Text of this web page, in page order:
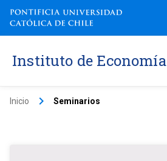
Instituto de Economía
Inicio keyboard_arrow_right Seminarios